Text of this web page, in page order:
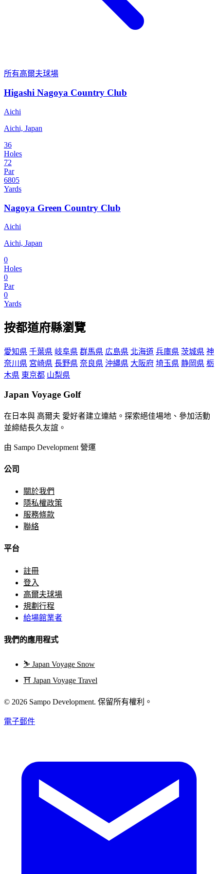
所有高爾夫球場
Higashi Nagoya Country Club
Aichi
Aichi, Japan
36
Holes
72
Par
6805
Yards
Nagoya Green Country Club
Aichi
Aichi, Japan
0
Holes
0
Par
0
Yards
按都道府縣瀏覽
愛知県 千葉県 岐阜県 群馬県 広島県 北海道 兵庫県 茨城県 神
奈川県 宮崎県 長野県 奈良県 沖縄県 大阪府 埼玉県 静岡県 栃
木県 東京都 山梨県
Japan Voyage Golf
在日本與 高爾夫 愛好者建立連結。探索絕佳場地、參加活動
並締結長久友誼。
由 Sampo Development 營運
公司
關於我們
隱私權政策
服務條款
聯絡
平台
註冊
登入
高爾夫球場
規劃行程
給場館業者
我們的應用程式
⛷️ Japan Voyage Snow
⛩️ Japan Voyage Travel
© 2026 Sampo Development. 保留所有權利。
電子郵件